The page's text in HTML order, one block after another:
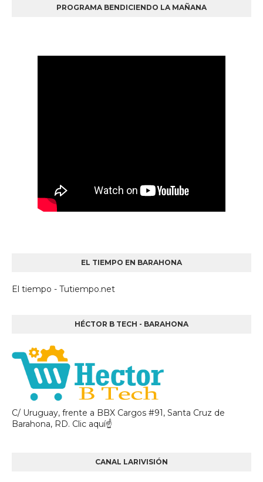
PROGRAMA BENDICIENDO LA MAÑANA
EL TIEMPO EN BARAHONA
El tiempo - Tutiempo.net
HÉCTOR B TECH - BARAHONA
C/ Uruguay, frente a BBX Cargos #91, Santa Cruz de
Barahona, RD. Clic aquí☝
CANAL LARIVISIÓN